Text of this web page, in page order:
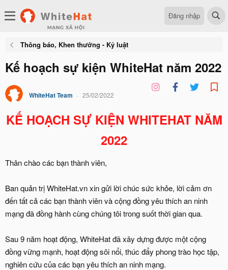
Đăng nhập
Thông báo, Khen thưởng - Kỷ luật
Kế hoạch sự kiện WhiteHat năm 2022
WhiteHat Team 25/02/2022
KẾ HOẠCH SỰ KIỆN WHITEHAT NĂM
2022
Thân chào các bạn thành viên,
Ban quản trị WhiteHat.vn xin gửi lời chúc sức khỏe, lời cảm ơn
đến tất cả các bạn thành viên và cộng đồng yêu thích an ninh
mạng đã đồng hành cùng chúng tôi trong suốt thời gian qua.
Sau 9 năm hoạt động, WhiteHat đã xây dựng được một cộng
đồng vững mạnh, hoạt động sôi nổi, thúc đẩy phong trào học tập,
nghiên cứu của các bạn yêu thích an ninh mạng.